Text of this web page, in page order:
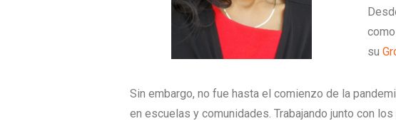
su
Sin embargo, no fue hasta el comienzo de la
en escuelas y comunidades. Trabajando junto con